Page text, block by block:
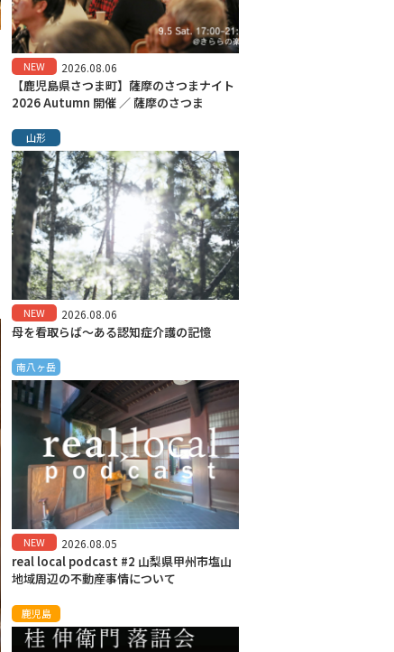
NEW 2026.08.06
【鹿児島県さつま町】薩摩のさつまナイト
2026 Autumn 開催 ／ 薩摩のさつま
山形
NEW 2026.08.06
母を看取らば～ある認知症介護の記憶
南八ヶ岳
NEW 2026.08.05
real local podcast #2 山梨県甲州市塩山
地域周辺の不動産事情について
鹿児島